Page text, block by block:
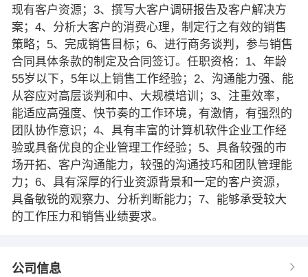
现有客户资源；3、撰写大客户调研报告及客户解决方
案；4、分析大客户的消费心理，制定行之有效的销售
策略；5、完成销售目标；6、进行商务谈判，参与销售
合同具体条款的制定及合同签订。任职资格：1、年龄
55岁以下，5年以上销售工作经验；2、沟通能力强、能
从容应对高层谈判和中、大规模培训；3、注重效率，
能适应高强度、快节奏的工作环境，有激情，有强烈的
团队协作意识；4、具有丰富的计算机软件企业工作经
验或具备优良的企业管理工作经验；5、具备较强的市
场开拓、客户沟通能力，较强的沟通技巧和团队管理能
力；6、具有深厚的行业资源背景和一定的客户资源，
具备敏锐的观察力、分析判断能力；7、能够承受较大
的工作压力和销售业绩要求。
公司信息